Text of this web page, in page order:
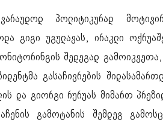
პოლიტიკურად
გიგი უგულავას, ირაკლი
შედეგად
გასაჩივრების
და გიორგი რურუას მიმართ
გამოტანის შემდეგ